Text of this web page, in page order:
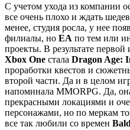
С учетом ухода из компании
все очень плохо и ждать
менее, студия росла, у нее
филиалы, но EA по тем или
проекты. В результате первой
Xbox One стала Dragon Age:
проработки квестов и
второй части. Да и в целом
напоминала MMORPG. Да,
прекрасными локациями и
персонажами, но по меркам
все так любили со времен